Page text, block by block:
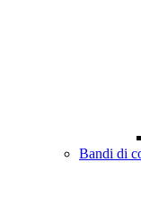
Bandi di